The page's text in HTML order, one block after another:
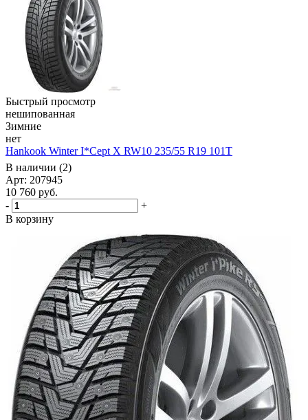
Быстрый просмотр
нешипованная
Зимние
нет
Hankook Winter I*Cept X RW10 235/55 R19 101T
В наличии (2)
Арт: 207945
10 760 руб.
-
+
В корзину